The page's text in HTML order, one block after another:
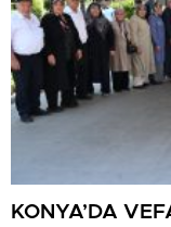
KONYA’DA